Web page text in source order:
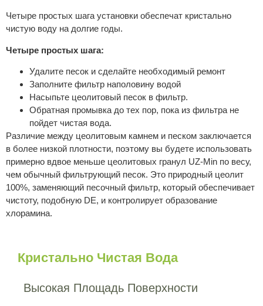
Четыре простых шага установки обеспечат кристально
чистую воду на долгие годы.
Четыре простых шага:
Удалите песок и сделайте необходимый ремонт
Заполните фильтр наполовину водой
Насыпьте цеолитовый песок в фильтр.
Обратная промывка до тех пор, пока из фильтра не
пойдет чистая вода.
Различие между цеолитовым камнем и песком заключается
в более низкой плотности, поэтому вы будете использовать
примерно вдвое меньше цеолитовых гранул UZ-Min по весу,
чем обычный фильтрующий песок. Это природный цеолит
100%, заменяющий песочный фильтр, который обеспечивает
чистоту, подобную DE, и контролирует образование
хлорамина.
Кристально Чистая Вода
Высокая Площадь Поверхности